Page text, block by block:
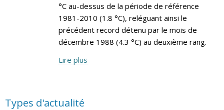
°C au-dessus de la période de référence
1981-2010 (1.8 °C), reléguant ainsi le
précédent record détenu par le mois de
décembre 1988 (4.3 °C) au deuxième rang.
Lire plus
Types d'actualité